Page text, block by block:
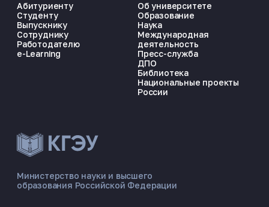
ЭНЕРГОКОД — ПОМОЩНИК КГЭУ
📋 Приёмная комиссия
Министерство науки и высшего
образования Российской Федерации
Абитуриенту
Студенту
Выпускнику
Сотруднику
Работодателю
e-Learning
Об университете
Образование
Наука
Международная
деятельность
Пресс-служба
ДПО
Библиотека
Национальные проекты
России